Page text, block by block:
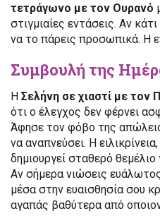
τετράγωνο με τον Ουρανό
στιγμιαίες εντάσεις. Αν
να το πάρεις προσωπικά. Η
Συμβουλή της
Η Σελήνη σε χιαστί με τον
ότι ο έλεγχος δεν φέρνει
Άφησε τον φόβο της
να αναπνεύσει. Η
δημιουργεί σταθερό θεμέλιο
Αν σήμερα νιώσεις
μέσα στην ευαισθησία σου
αγαπάς βαθύτερα από